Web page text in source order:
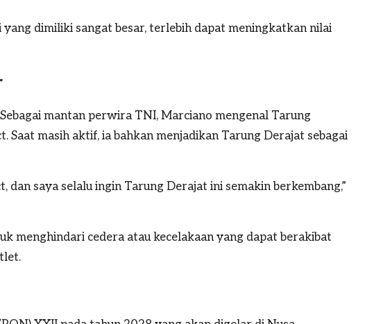
dimiliki sangat besar, terlebih dapat meningkatkan nilai
mantan perwira TNI, Marciano mengenal Tarung
masih aktif, ia bahkan menjadikan Tarung Derajat sebagai
saya selalu ingin Tarung Derajat ini semakin berkembang,”
menghindari cedera atau kecelakaan yang dapat berakibat